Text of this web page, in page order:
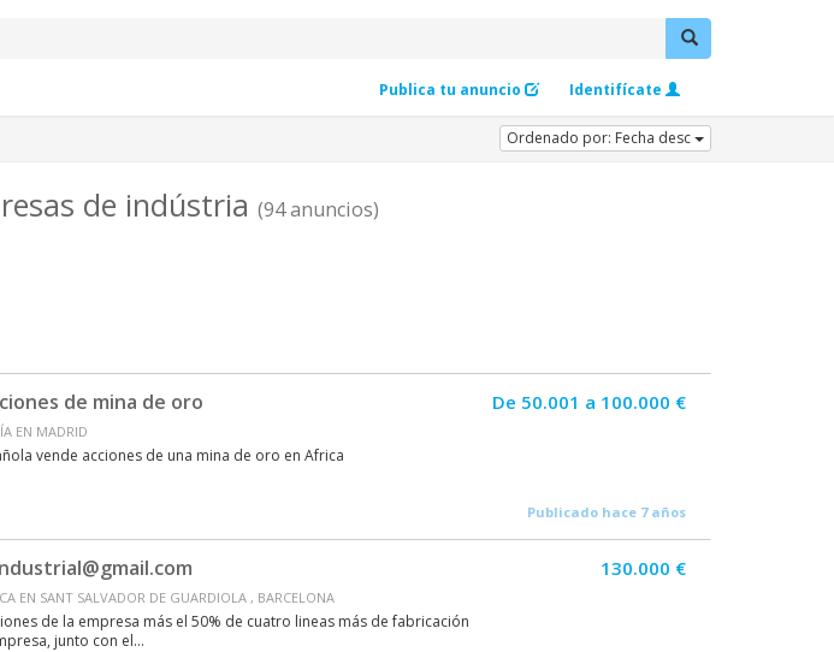
Publica tu anuncio Identifícate
Ordenado por: Fecha desc
de indústria (94 anuncios)
de mina de oro
EN MADRID
vende acciones de una mina de oro en Africa
De 50.001 a 100.000 €
Publicado hace 7 años
EN SANT SALVADOR DE GUARDIOLA , BARCELONA
de la empresa más el 50% de cuatro lineas más de fabricación
junto con el...
130.000 €